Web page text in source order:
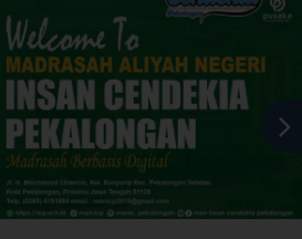
>Uncategorized